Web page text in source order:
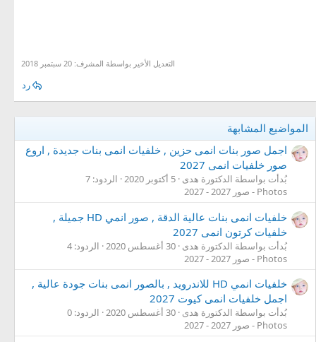
التعديل الأخير بواسطة المشرف: 20 سبتمبر 2018
رد
المواضيع المشابهة
اجمل صور بنات انمى حزين , خلفيات انمى بنات جديدة , اروع
صور خلفيات انمى 2027
بُدأت بواسطة الدكتورة هدى 5 أكتوبر 2020
الردود: 7
Photos - صور 2027 - 2027
خلفيات انمى بنات عالية الدقة , صور انمي HD جميلة ,
خلفيات كرتون انمى 2027
بُدأت بواسطة الدكتورة هدى 30 أغسطس 2020
الردود: 4
Photos - صور 2027 - 2027
خلفيات انمي HD للاندرويد , بالصور انمى بنات جودة عالية ,
اجمل خلفيات انمى كيوت 2027
بُدأت بواسطة الدكتورة هدى 30 أغسطس 2020
الردود: 0
Photos - صور 2027 - 2027